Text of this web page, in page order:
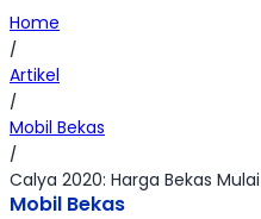
Home
/
Artikel
/
Mobil Bekas
/
Calya 2020: Harga Bekas
Mobil Bekas